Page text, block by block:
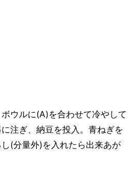
ウルに(A)を合わせて冷やして
注ぎ、納豆を投入。青ねぎを
(分量外)を入れたら出来あが